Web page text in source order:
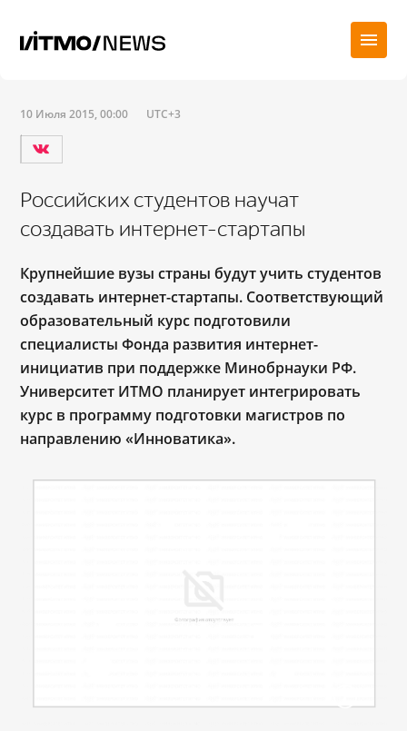
10 Июля 2015, 00:00 UTC+3
Российских студентов научат
создавать интернет-стартапы
Крупнейшие вузы страны будут учить студентов
создавать интернет-стартапы. Соответствующий
образовательный курс подготовили
специалисты Фонда развития интернет-
инициатив при поддержке Минобрнауки РФ.
Университет ИТМО планирует интегрировать
курс в программу подготовки магистров по
направлению «Инноватика».